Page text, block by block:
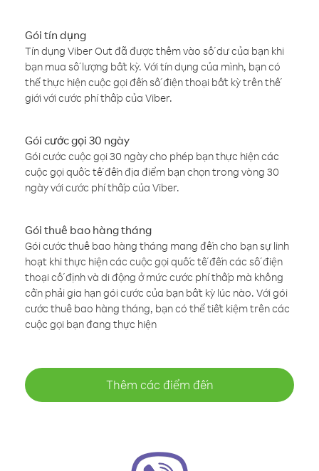
Gói tín dụng
Tín dụng Viber Out đã được thêm vào số dư của bạn khi
bạn mua số lượng bất kỳ. Với tín dụng của mình, bạn có
thể thực hiện cuộc gọi đến số điện thoại bất kỳ trên thế
giới với cước phí thấp của Viber.
Gói cước gọi 30 ngày
Gói cước cuộc gọi 30 ngày cho phép bạn thực hiện các
cuộc gọi quốc tế đến địa điểm bạn chọn trong vòng 30
ngày với cước phí thấp của Viber.
Gói thuê bao hàng tháng
Gói cước thuê bao hàng tháng mang đến cho bạn sự linh
hoạt khi thực hiện các cuộc gọi quốc tế đến các số điện
thoại cố định và di động ở mức cước phí thấp mà không
cần phải gia hạn gói cước của bạn bất kỳ lúc nào. Với gói
cước thuê bao hàng tháng, bạn có thể tiết kiệm trên các
cuộc gọi bạn đang thực hiện
Thêm các điểm đến